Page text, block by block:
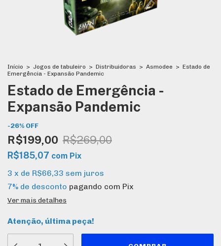
Início > Jogos de tabuleiro > Distribuidoras > Asmodee > Estado de
Emergência - Expansão Pandemic
Estado de Emergência -
Expansão Pandemic
-26% OFF
R$199,00 R$269,00
R$185,07 com Pix
3 x de R$66,33 sem juros
7% de desconto pagando com Pix
Ver mais detalhes
Atenção, última peça!